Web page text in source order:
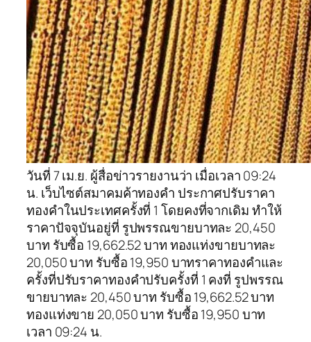
วันที่ 7 เม.ย. ผู้สื่อข่าวรายงานว่า เมื่อเวลา 09:24
น. เว็บไซต์สมาคมค้าทองคำ ประกาศปรับราคา
ทองคำในประเทศครั้งที่ 1 โดยคงที่จากเดิม ทำให้
ราคาปัจจุบันอยู่ที่ รูปพรรณขายบาทละ 20,450
บาท รับซื้อ 19,662.52 บาท ทองแท่งขายบาทละ
20,050 บาท รับซื้อ 19,950 บาทราคาทองคำและ
ครั้งที่ปรับราคาทองคำปรับครั้งที่ 1 คงที่ รูปพรรณ
ขายบาทละ 20,450 บาท รับซื้อ 19,662.52 บาท
ทองแท่งขาย 20,050 บาท รับซื้อ 19,950 บาท
เวลา 09:24 น.